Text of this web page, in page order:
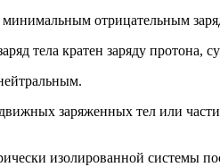
отрицательным
тела кратен заряду протона,
заряженных тел или
изолированной системы